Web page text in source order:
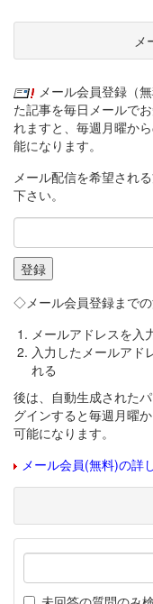
メ
メール会員登録（
た記事を毎日メールで
れますと、毎週月曜か
能になります。
メール配信を希望され
下さい。
◇メール会員登録まで
メールアドレスを入
入力したメールアド
れる
後は、自動生成された
グインすると毎週月曜
可能になります。
メール会員(無料)の詳